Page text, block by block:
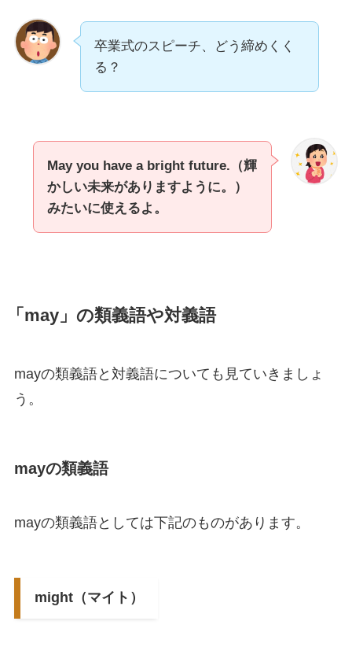
卒業式のスピーチ、どう締めくく
る？
May you have a bright future.（輝
かしい未来がありますように。）
みたいに使えるよ。
「may」の類義語や対義語
mayの類義語と対義語についても見ていきましょ
う。
mayの類義語
mayの類義語としては下記のものがあります。
might（マイト）